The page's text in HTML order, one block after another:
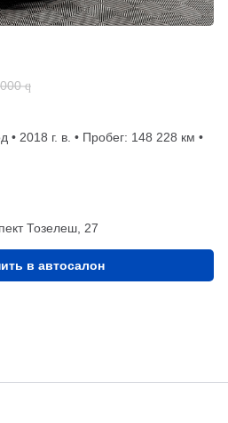
q
• 2018 г. в. • Пробег: 148 228 км •
Тозелеш, 27
в автосалон